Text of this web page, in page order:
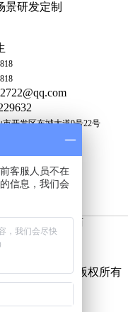
景研发定制
市开发区东城大道9号22号
制厂家
业合作供应商
件有限公司©
客服人员不在
信息，我们会